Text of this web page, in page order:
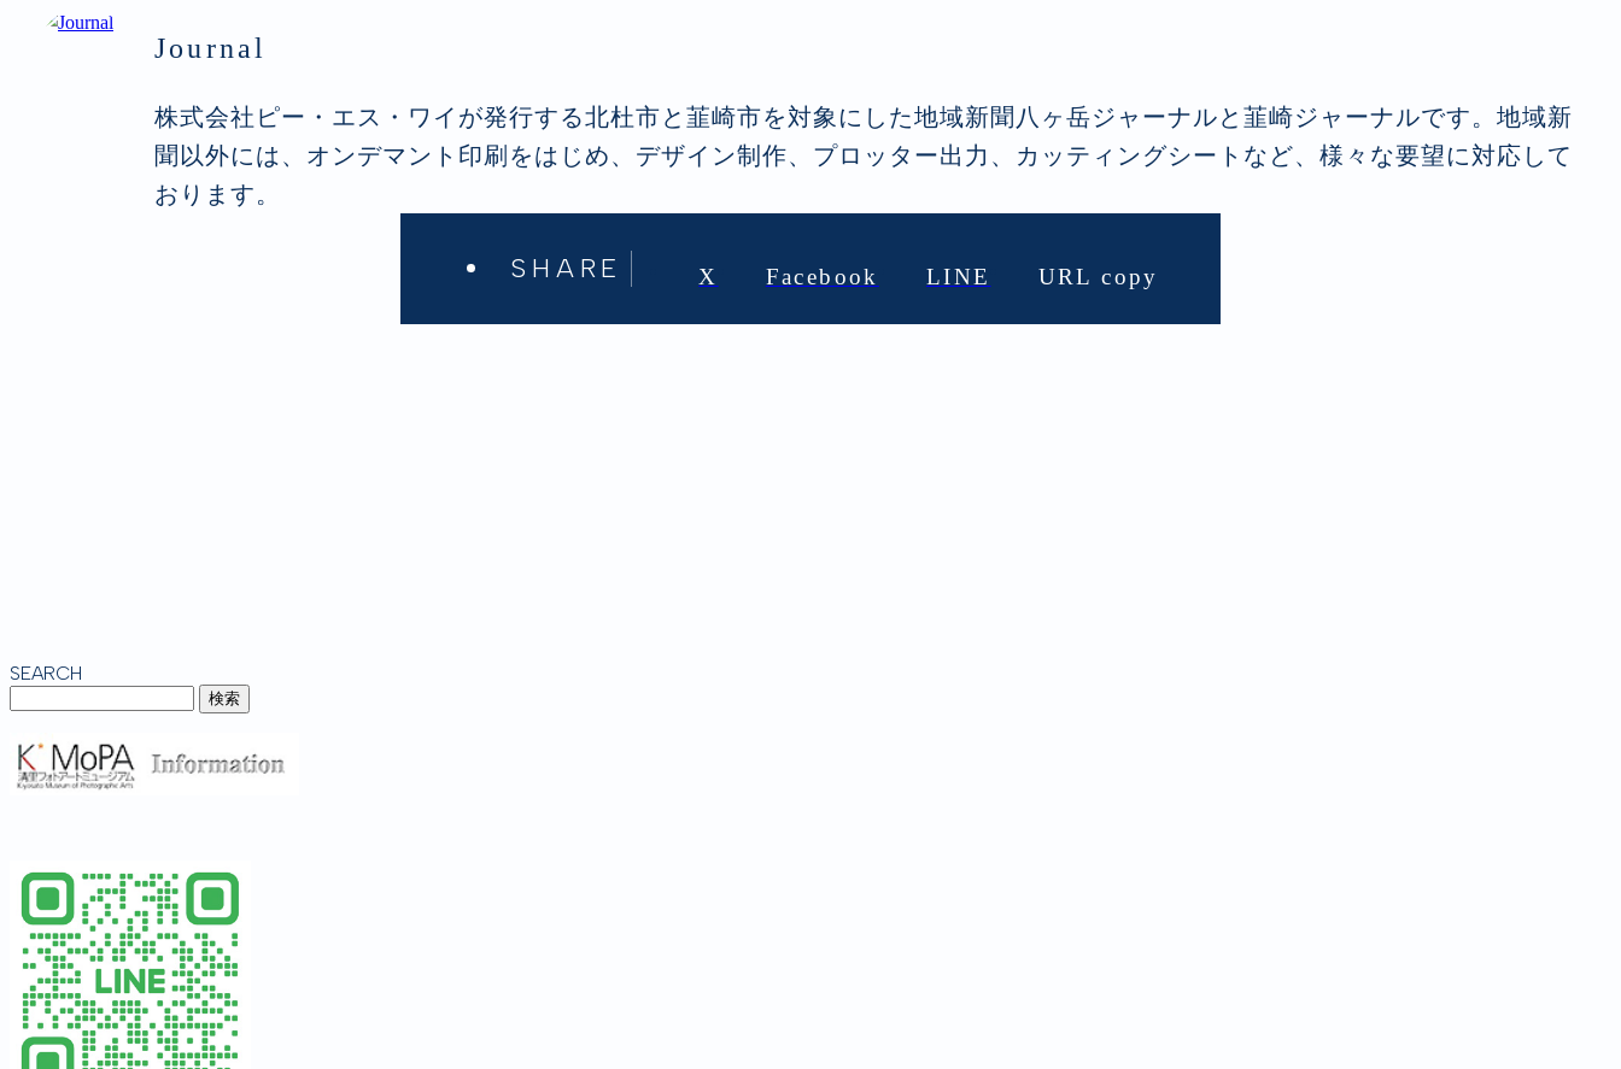
Journal
株式会社ピー・エス・ワイが発行する北杜市と韮崎市を対象にした地域新聞八ヶ岳ジャーナルと韮崎ジャーナルです。地域新
聞以外には、オンデマント印刷をはじめ、デザイン制作、プロッター出力、カッティングシートなど、様々な要望に対応して
おります。
SHARE X Facebook LINE URL copy
SEARCH